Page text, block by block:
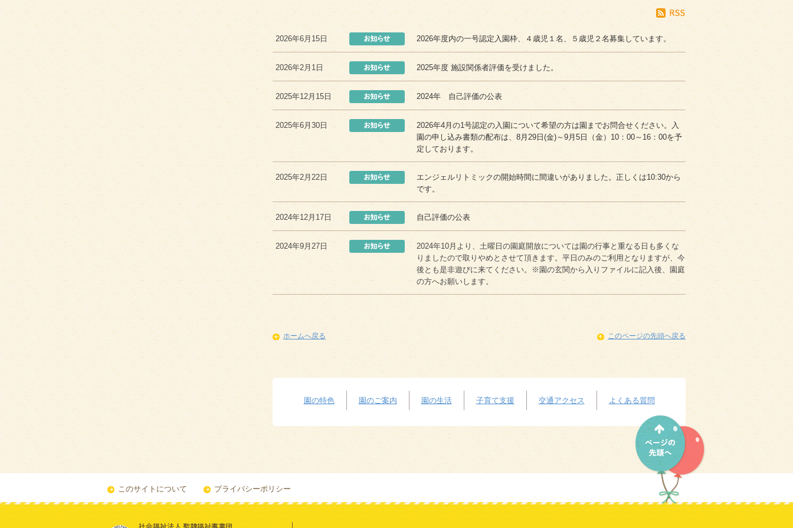
2026年6月15日 2026年度内の一号認定入園枠、４歳児１名、５歳児２名募集しています。
2026年2月1日 2025年度 施設関係者評価を受けました。
2025年12月15日 2024年 自己評価の公表
2025年6月30日
2026年4月の1号認定の入園について希望の方は園までお問合せください。入
園の申し込み書類の配布は、8月29日(金)～9月5日（金）10：00～16：00を予
定しております。
2025年2月22日
エンジェルリトミックの開始時間に間違いがありました。正しくは10:30から
です。
2024年12月17日 自己評価の公表
2024年9月27日
2024年10月より、土曜日の園庭開放については園の行事と重なる日も多くな
りましたので取りやめとさせて頂きます。平日のみのご利用となりますが、今
後とも是非遊びに来てください。※園の玄関から入りファイルに記入後、園庭
の方へお願いします。
ホームへ戻る このページの先頭へ戻る
園の特色 園のご案内 園の生活 子育て支援 交通アクセス よくある質問
このサイトについて プライバシーポリシー